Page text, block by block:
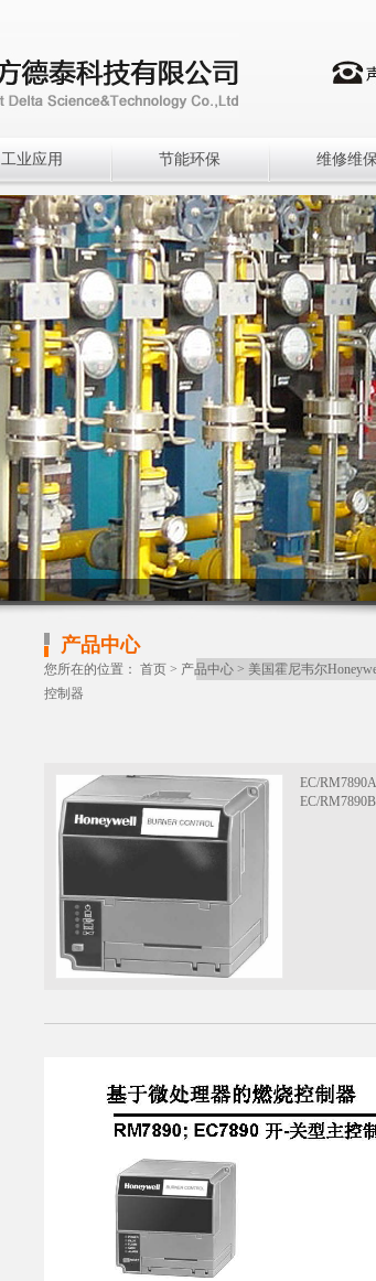
工业应用 节能环保 维修维
产品中心
您所在的位置： 首页 > 产品中心 > 美国霍尼韦尔
控制器
EC/
EC/